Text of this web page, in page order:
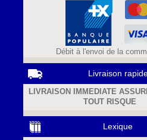
Débit à l'envoi de la
Livraison
LIVRAISON IMMEDIATE
TOUT RISQUE
Lexique